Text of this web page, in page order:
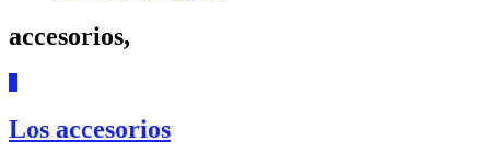
accesorios,
Los accesorios